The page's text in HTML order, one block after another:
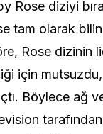
Rose diziyi
tam olarak
Rose dizinin
için
Böylece ağ
tarafından